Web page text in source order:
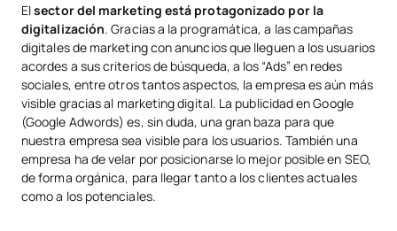
Elsector del marketing está protagonizado por la
digitalización. Gracias a la programática, a las campañas
digitales de marketing con anuncios que lleguen a los usuarios
acordes a sus criterios de búsqueda, a los “Ads” en redes
sociales, entre otros tantos aspectos, la empresa es aún más
visible gracias al marketing digital. La publicidad en Google
(Google Adwords) es, sin duda, una gran baza para que
nuestra empresa sea visible para los usuarios. También una
empresa ha de velar por posicionarse lo mejor posible en SEO,
de forma orgánica, para llegar tanto a los clientes actuales
como a los potenciales.